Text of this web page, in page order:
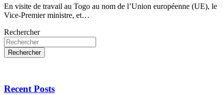
En visite de travail au Togo au nom de l’Union européenne (UE), le
Vice-Premier ministre, et…
Rechercher
Rechercher
Recent Posts